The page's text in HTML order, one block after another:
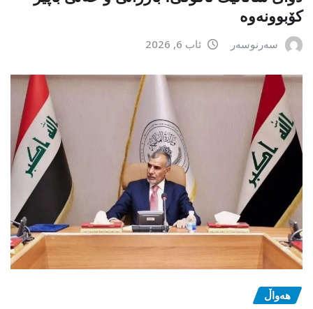
کۆبوونەوە
سەرنوسەر ئاب 6, 2026
هەواڵ